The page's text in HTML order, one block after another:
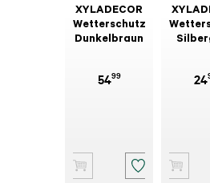
XYLADECOR
Wetterschutzfarbe
Dunkelbraun
5499 24